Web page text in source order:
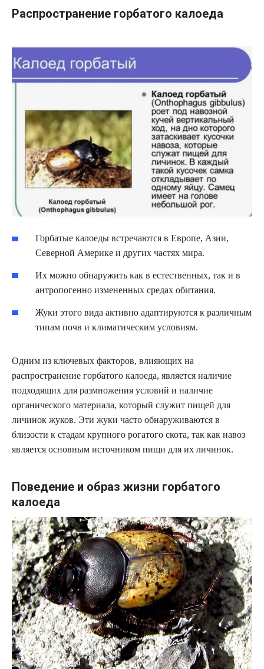
Распространение горбатого калоеда
Горбатые калоеды встречаются в Европе, Азии,
Северной Америке и других частях мира.
Их можно обнаружить как в естественных, так и в
антропогенно измененных средах обитания.
Жуки этого вида активно адаптируются к различным
типам почв и климатическим условиям.
Одним из ключевых факторов, влияющих на
распространение горбатого калоеда, является наличие
подходящих для размножения условий и наличие
органического материала, который служит пищей для
личинок жуков. Эти жуки часто обнаруживаются в
близости к стадам крупного рогатого скота, так как навоз
является основным источником пищи для их личинок.
Поведение и образ жизни горбатого
калоеда